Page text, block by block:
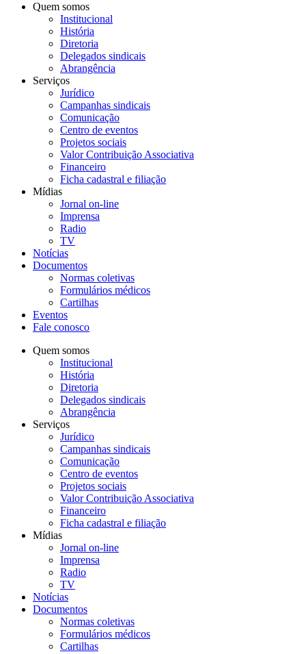
Quem somos
Institucional
História
Diretoria
Delegados sindicais
Abrangência
Serviços
Jurídico
Campanhas sindicais
Comunicação
Centro de eventos
Projetos sociais
Valor Contribuição Associativa
Financeiro
Ficha cadastral e filiação
Mídias
Jornal on-line
Imprensa
Radio
TV
Notícias
Documentos
Normas coletivas
Formulários médicos
Cartilhas
Eventos
Fale conosco
Quem somos
Institucional
História
Diretoria
Delegados sindicais
Abrangência
Serviços
Jurídico
Campanhas sindicais
Comunicação
Centro de eventos
Projetos sociais
Valor Contribuição Associativa
Financeiro
Ficha cadastral e filiação
Mídias
Jornal on-line
Imprensa
Radio
TV
Notícias
Documentos
Normas coletivas
Formulários médicos
Cartilhas